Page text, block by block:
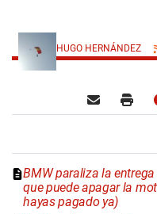
HUGO HERNÁNDEZ
BMW paraliza la
que puede apagar la
hayas pagado ya)